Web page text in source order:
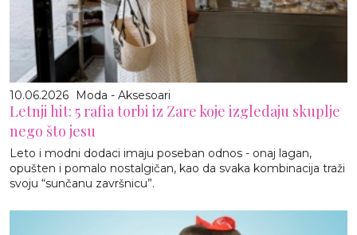
10.06.2026 Moda - Aksesoari
Letnji hit: 5 rafia torbi iz Zare koje izgledaju skuplje
nego što jesu
Leto i modni dodaci imaju poseban odnos - onaj lagan,
opušten i pomalo nostalgičan, kao da svaka kombinacija traži
svoju “sunčanu završnicu”.